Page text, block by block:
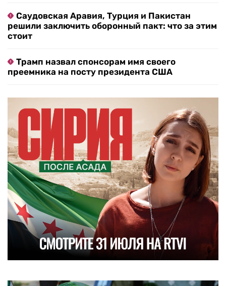
Саудовская Аравия, Турция и Пакистан
решили заключить оборонный пакт: что за этим
стоит
Трамп назвал спонсорам имя своего
преемника на посту президента США